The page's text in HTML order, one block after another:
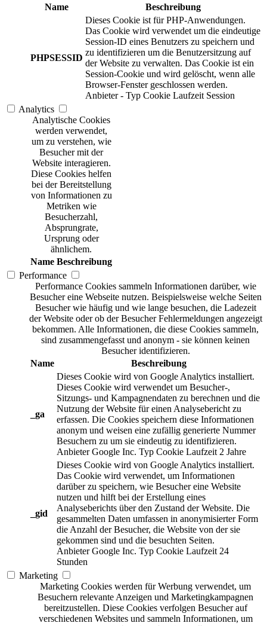
Name
Beschreibung
PHPSESSID
Dieses Cookie ist für PHP-Anwendungen.
Das Cookie wird verwendet um die eindeutige
Session-ID eines Benutzers zu speichern und
zu identifizieren um die Benutzersitzung auf
der Website zu verwalten. Das Cookie ist ein
Session-Cookie und wird gelöscht, wenn alle
Browser-Fenster geschlossen werden.
Anbieter - Typ Cookie Laufzeit Session
Analytics
Analytische Cookies
werden verwendet,
um zu verstehen, wie
Besucher mit der
Website interagieren.
Diese Cookies helfen
bei der Bereitstellung
von Informationen zu
Metriken wie
Besucherzahl,
Absprungrate,
Ursprung oder
ähnlichem.
Name Beschreibung
Performance
Performance Cookies sammeln Informationen darüber, wie
Besucher eine Webseite nutzen. Beispielsweise welche Seiten
Besucher wie häufig und wie lange besuchen, die Ladezeit
der Website oder ob der Besucher Fehlermeldungen angezeigt
bekommen. Alle Informationen, die diese Cookies sammeln,
sind zusammengefasst und anonym - sie können keinen
Besucher identifizieren.
Name
Beschreibung
_ga
Dieses Cookie wird von Google Analytics installiert.
Dieses Cookie wird verwendet um Besucher-,
Sitzungs- und Kampagnendaten zu berechnen und die
Nutzung der Website für einen Analysebericht zu
erfassen. Die Cookies speichern diese Informationen
anonym und weisen eine zufällig generierte Nummer
Besuchern zu um sie eindeutig zu identifizieren.
Anbieter Google Inc. Typ Cookie Laufzeit 2 Jahre
_gid
Dieses Cookie wird von Google Analytics installiert.
Das Cookie wird verwendet, um Informationen
darüber zu speichern, wie Besucher eine Website
nutzen und hilft bei der Erstellung eines
Analyseberichts über den Zustand der Website. Die
gesammelten Daten umfassen in anonymisierter Form
die Anzahl der Besucher, die Website von der sie
gekommen sind und die besuchten Seiten.
Anbieter Google Inc. Typ Cookie Laufzeit 24
Stunden
Marketing
Marketing Cookies werden für Werbung verwendet, um
Besuchern relevante Anzeigen und Marketingkampagnen
bereitzustellen. Diese Cookies verfolgen Besucher auf
verschiedenen Websites und sammeln Informationen, um